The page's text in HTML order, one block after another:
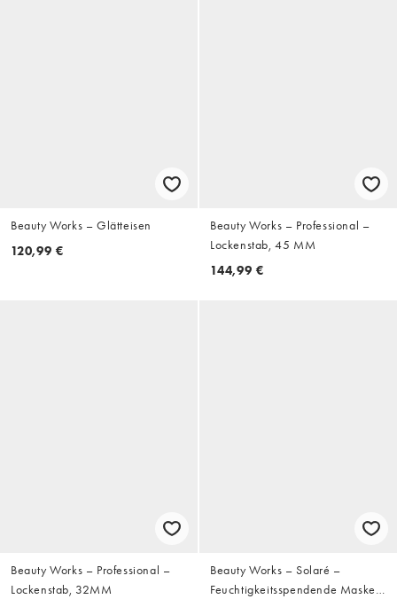
Beauty Works – Glätteisen
120,99 €
Beauty Works – Professional –
Lockenstab, 45 MM
144,99 €
Beauty Works – Professional –
Lockenstab, 32MM
Beauty Works – Solaré –
Feuchtigkeitsspendende Maske,